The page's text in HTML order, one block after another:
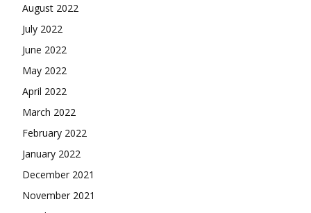
August 2022
July 2022
June 2022
May 2022
April 2022
March 2022
February 2022
January 2022
December 2021
November 2021